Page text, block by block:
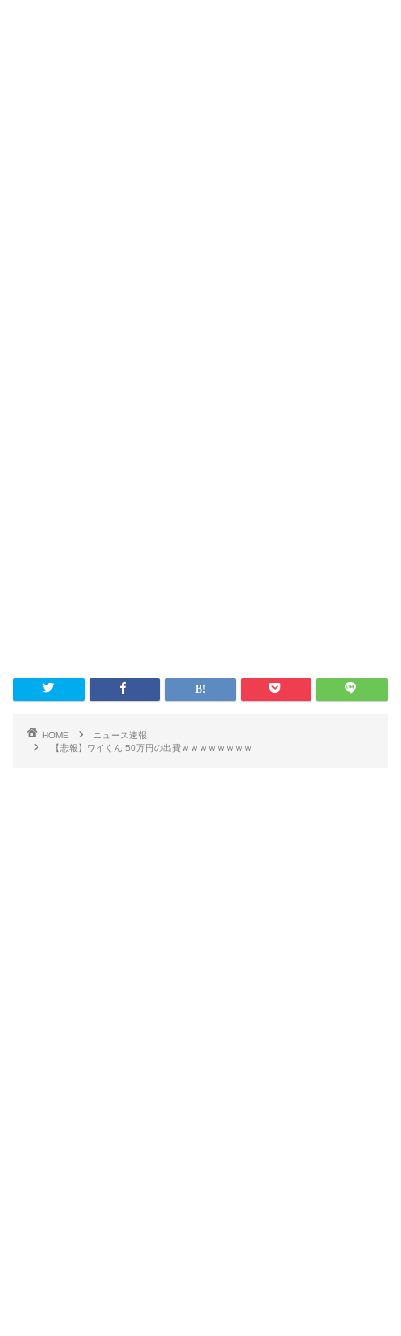
HOME
ニュース速報
【悲報】ワイくん 50万円の出費ｗｗｗｗｗｗｗｗ